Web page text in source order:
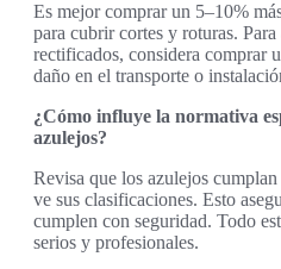
Es mejor comprar un 5–10%
para cubrir cortes y roturas.
rectificados, considera comprar
daño en el transporte o
¿Cómo influye la normativa
azulejos?
Revisa que los azulejos
ve sus clasificaciones. Esto
cumplen con seguridad. Todo
serios y profesionales.